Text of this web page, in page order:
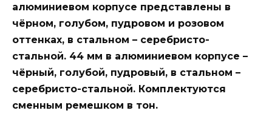
алюминиевом корпусе представлены в
чёрном, голубом, пудровом и розовом
оттенках, в стальном – серебристо-
стальной. 44 мм в алюминиевом корпусе –
чёрный, голубой, пудровый, в стальном –
серебристо-стальной. Комплектуются
сменным ремешком в тон.